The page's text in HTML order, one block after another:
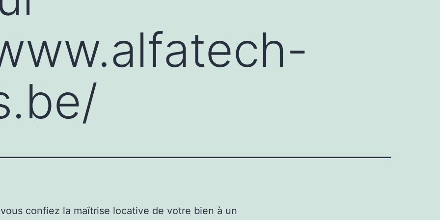
confiez la maîtrise locative de votre bien à un